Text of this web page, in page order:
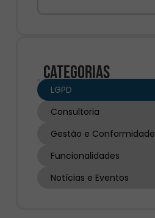
Categorias
LGPD
Consultoria
Gestão e Conformidade
Funcionalidades
Notícias e Eventos